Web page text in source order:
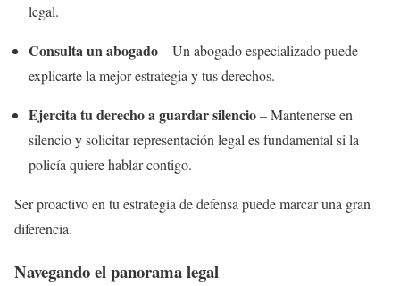
legal.
Consulta un abogado– Un abogado especializado puede
explicarte la mejor estrategia y tus derechos.
Ejercita tu derecho a guardar silencio– Mantenerse en
silencio y solicitar representación legal es fundamental si la
policía quiere hablar contigo.
Ser proactivo en tu estrategia de defensa puede marcar una gran
diferencia.
Navegando el panorama legal